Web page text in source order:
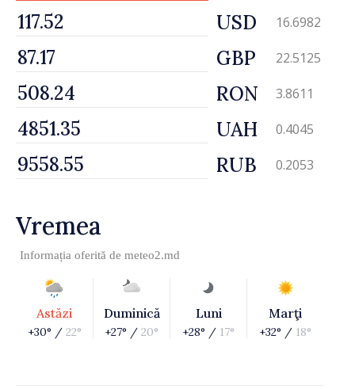
USD 16.6982
GBP 22.5125
RON 3.8611
UAH 0.4045
RUB 0.2053
Vremea
Informația oferită de meteo2.md
Astăzi
+30° / 22°
Duminică
+27° / 20°
Luni
+28° / 17°
Marţi
+32° / 18°